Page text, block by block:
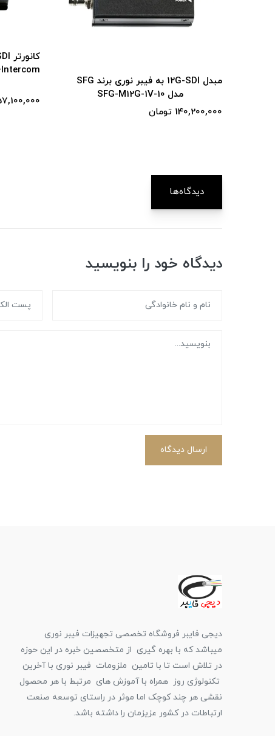
مبدل ۱۲G-SDI به فیبر نوری برند SFG
کانورتر 3G-SDI به فیبر نوری(دارای Tally
+Intercom) برند SFG مدل SFG-M3G-
1BV-20
157,100,000 تومان
دیدگاه‌ها
دیدگاه خود را بنویسید
ارسال دیدگاه
دیجی فایبر فروشگاه تخصصی تجهیزات فیبر نوری
میباشد که با بهره گیری از متخصصین خبره در این حوزه
در تلاش است تا با تامین ملزومات فیبر نوری با آخرین
تکنولوژی روز همراه با آموزش های مرتبط با هر محصول
نقشی هر چند کوچک اما موثر در راستای توسعه صنعت
ارتباطات در کشور عزیزمان را داشته باشد.